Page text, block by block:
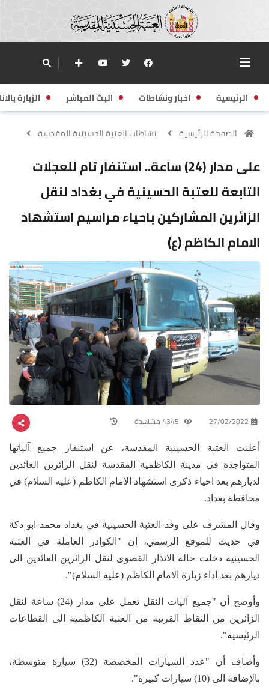
الرئيسية اخبار ونشاطات البث المباشر الزيارة
الصفحة الرئيسية نشاطات العتبة الحسينية المقدسة
على مدار (24) ساعة.. استنفار تام للعجلات
التابعة للعتبة الحسينية في بغداد لنقل
الزائرين المشاركين باحياء مراسيم استشهاد
الامام الكاظم (ع)
27/02/2022
أعلنت العتبة الحسينية المقدسة، عن استنفار جميع آلياتها
المتواجدة في مدينة الكاظمية المقدسة لنقل الزائرين العائدين
لديارهم بعد احياء ذكرى استشهاد الامام الكاظم (عليه السلام) في
محافظة بغداد.
وقال المشرف على وفد العتبة الحسينية في بغداد محمد ابو دكة
في حديث للموقع الرسمي، إن "الكوادر العاملة في العتبة
الحسينية دخلت حالة الانذار القصوى لنقل الزائرين العائدين الى
ديارهم بعد اداء زيارة الامام الكاظم (عليه السلام)".
وأوضح أن "جميع آليات النقل تعمل على مدار (24) ساعة لنقل
الزائرين من النقاط القريبة من العتبة الكاظمية الى القطاعات
الرئيسية".
وأضاف أن "عدد السيارات المخصصة (32) سيارة متوسطة،
بالإضافة الى (10) سيارات كبيرة".